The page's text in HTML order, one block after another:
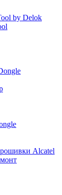
by Delok
Alcatel